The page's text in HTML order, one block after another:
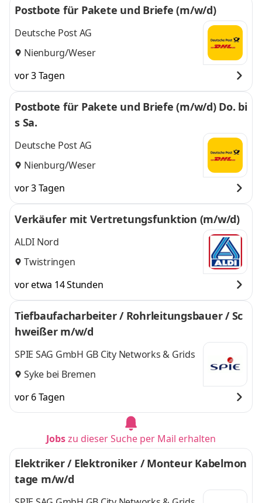
Postbote für Pakete und Briefe (m/w/d)
Deutsche Post AG
Nienburg/Weser
vor 3 Tagen
Postbote für Pakete und Briefe (m/w/d) Do. bi
s Sa.
Deutsche Post AG
Nienburg/Weser
vor 3 Tagen
Verkäufer mit Vertretungsfunktion (m/w/d)
ALDI Nord
Twistringen
vor etwa 14 Stunden
Tiefbaufacharbeiter / Rohrleitungsbauer / Sc
hweißer m/w/d
SPIE SAG GmbH GB City Networks & Grids
Syke bei Bremen
vor 6 Tagen
Jobszu dieser Suche per Mail erhalten
Elektriker / Elektroniker / Monteur Kabelmon
tage m/w/d